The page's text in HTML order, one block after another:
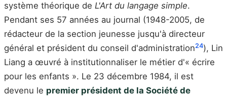
système théorique de L'Art du langage simple.
Pendant ses 57 années au journal (1948-2005, de
rédacteur de la section jeunesse jusqu'à directeur
général et président du conseil d'administration24), Lin
Liang a œuvré à institutionnaliser le métier d'« écrire
pour les enfants ». Le 23 décembre 1984, il est
devenu le premier président de la Société de